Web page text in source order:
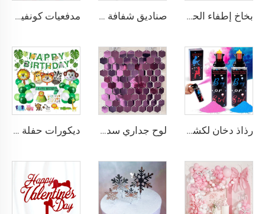
بخاخ إطفاء الحريق المخصص للكشف عن الجنس، زجاجة بودرة زرقاء أو وردية للكشف عن جنس المولود، ديكور حفل الكشف عن الجنس صناديق شفافة لإظهار نوع الجنين تتضمن 32 بالونًا، مثالية لتزيين حفلات استقبال المولود سواء كان ولدًا أو بنتًا مدفعيات كونفيتي لكشف الجنس، كونفيتي ورقي من ورق المناديل، ديكورات حفل استقبال المولود
رذاذ دخان لكشف هل هو ذكر أم أنثى، إمدادات حفلات قابلة للتحلل البيولوجي 100٪، طفاية حريق، رشاش ألوان لوح جداري سداسي من سلسلة اللمعان البراقة، خلفية صور لامعة، خلفية زينة لأعياد الميلاد، حفلات الزفاف، الخطوبة، والذكريات السنوية ديكورات حفلة عيد ميلاد بتصميم السفاري في الغابة، مستلزمات حفلات ورقية تشمل لافتة، شريط زينة، حيوانات، تخرج، شكر، ديفالي